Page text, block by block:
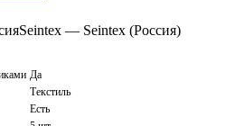
Seintex — Seintex (Россия)
Да
Текстиль
Есть